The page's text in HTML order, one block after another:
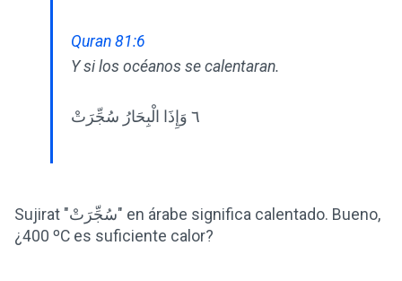
Quran 81:6
Y si los océanos se calentaran.
٦ وَإِذَا الْبِحَارُ سُجِّرَتْ
Sujirat "سُجِّرَتْ" en árabe significa calentado. Bueno,
¿400 ºC es suficiente calor?